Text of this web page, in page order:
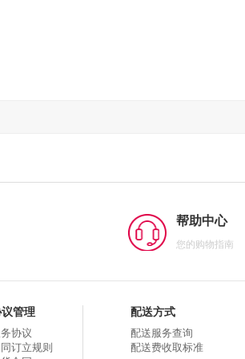
帮助中心
您的购物指南
管理
协议
订立规则
配送方式
配送服务查询
配送费收取标准